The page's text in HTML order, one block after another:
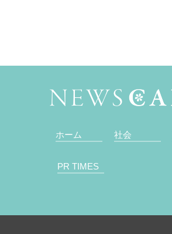
ホーム 社会
PR TIMES